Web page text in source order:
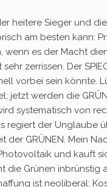
heitere Sieger und
am besten kann:
wenn es der Macht
zerrissen. Der
vorbei sein könnte.
jetzt werden die
systematisch von
regiert der Unglaube
der GRÜNEN. Mein
und kauft
die Grünen inbrünstig
ist neoliberal: